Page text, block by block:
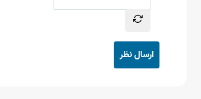
ارسال نظر